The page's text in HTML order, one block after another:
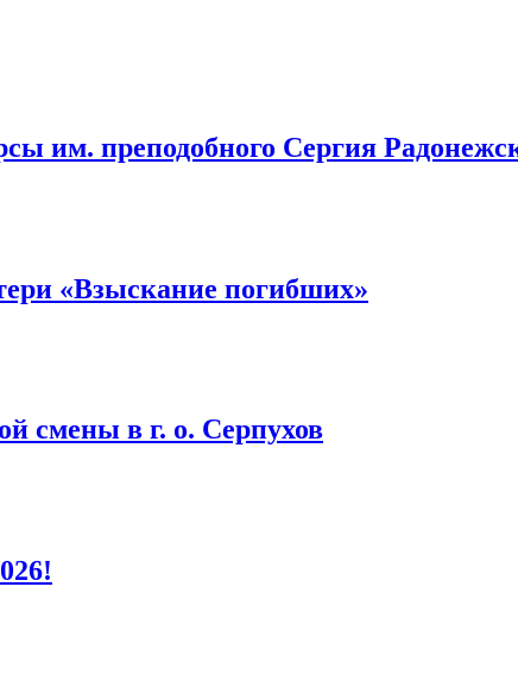
им. преподобного Сергия
«Взыскание погибших»
смены в г. о. Серпухов